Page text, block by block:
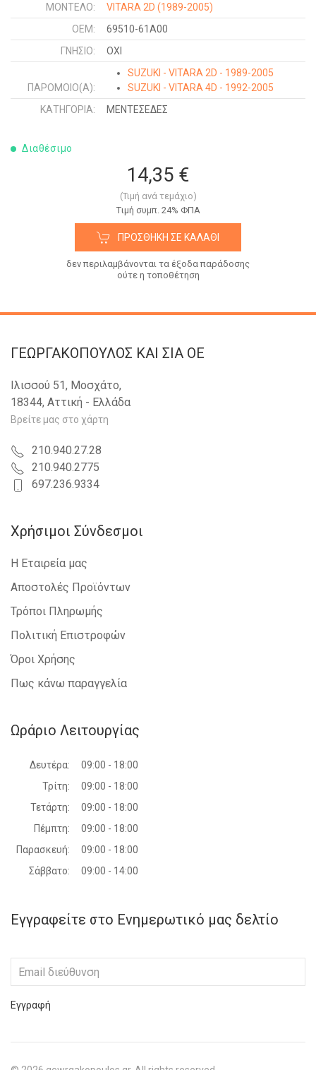
ΜΟΝΤΕΛΟ:
VITARA 2D (1989-2005)
OEM:
69510-61A00
ΓΝΉΣΙΟ:
ΟΧΙ
ΠΑΡΌΜΟΙΟ(Α):
SUZUKI - VITARA 2D - 1989-2005
SUZUKI - VITARA 4D - 1992-2005
ΚΑΤΗΓΟΡΊΑ:
ΜΕΝΤΕΣΕΔΕΣ
Διαθέσιμο
14,35 €
(Τιμή ανά τεμάχιο)
Tιμή συμπ. 24% ΦΠΑ
ΠΡΟΣΘΉΚΗ ΣΕ ΚΑΛΆΘΙ
δεν περιλαμβάνονται τα έξοδα παράδοσης
ούτε η τοποθέτηση
ΓΕΩΡΓΑΚΟΠΟΥΛΟΣ KAI ΣΙΑ OE
Ιλισσού 51, Μοσχάτο,
18344, Αττική - Ελλάδα
Βρείτε μας στο χάρτη
210.940.27.28
210.940.2775
697.236.9334
Χρήσιμοι Σύνδεσμοι
Η Εταιρεία μας
Αποστολές Προϊόντων
Τρόποι Πληρωμής
Πολιτική Επιστροφών
Όροι Χρήσης
Πως κάνω παραγγελία
Ωράριο Λειτουργίας
Δευτέρα:
09:00 - 18:00
Τρίτη:
09:00 - 18:00
Τετάρτη:
09:00 - 18:00
Πέμπτη:
09:00 - 18:00
Παρασκευή:
09:00 - 18:00
Σάββατο:
09:00 - 14:00
Εγγραφείτε στο Ενημερωτικό μας δελτίο
Εγγραφή